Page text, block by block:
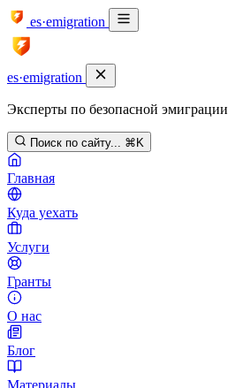
es·emigration
es·emigration
Эксперты по безопасной эмиграции
Поиск по сайту... ⌘K
Главная
Куда уехать
Услуги
Гранты
О нас
Блог
Материалы